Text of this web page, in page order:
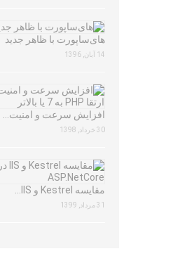
های‌ساپورت با ظاهر جدید
14 آبان, 1396
افزایش سرعت و امنیت…
30 خرداد, 1398
مقایسه Kestrel و IIS…
31 مرداد, 1399